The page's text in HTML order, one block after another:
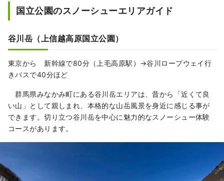
国立公園のスノーシューエリアガイド
谷川岳（上信越高原国立公園）
東京から 新幹線で80分（上毛高原駅）→谷川ロープウェイ行
きバスで40分ほど
群馬県みなかみ町にある谷川岳エリアは、昔から「近くて良
い山」として親しまれ、本格的な山岳風景を身近に感じる事が
できます。切り立つ谷川岳を中心に魅力的なスノーシュー体験
コースがあります。